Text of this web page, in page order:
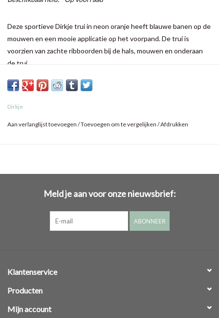
Deze sportieve Dirkje trui in neon oranje heeft blauwe banen op de
mouwen en een mooie applicatie op het voorpand. De trui is
voorzien van zachte ribboorden bij de hals, mouwen en onderaan
de trui.
Dirkje
Aan verlanglijst toevoegen /Toevoegen om te vergelijken /Afdrukken
Meld je aan voor onze nieuwsbrief:
ABONNEER
Klantenservice
Producten
Mijn account